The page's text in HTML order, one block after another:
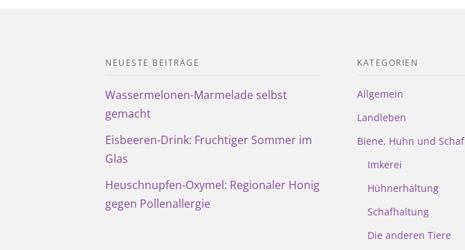
NEUESTE BEITRÄGE
Wassermelonen-Marmelade selbst
gemacht
Eisbeeren-Drink: Fruchtiger Sommer im
Glas
Heuschnupfen-Oxymel: Regionaler Honig
gegen Pollenallergie
KATEGORIEN
Allgemein
Landleben
Biene, Huhn und Schaf
Imkerei
Hühnerhaltung
Schafhaltung
Die anderen Tiere